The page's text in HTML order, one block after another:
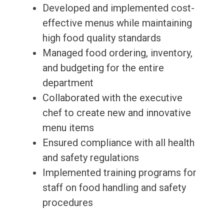
Developed and implemented cost-
effective menus while maintaining
high food quality standards
Managed food ordering, inventory,
and budgeting for the entire
department
Collaborated with the executive
chef to create new and innovative
menu items
Ensured compliance with all health
and safety regulations
Implemented training programs for
staff on food handling and safety
procedures